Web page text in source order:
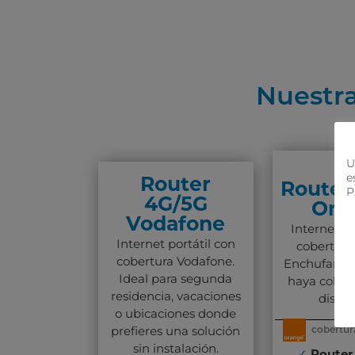
Router
4G/5G
Vodafone
Internet portátil con
cobertura Vodafone.
Ideal para segunda
residencia, vacaciones
o ubicaciones donde
prefieres una solución
sin instalación.
Router
Internet
cobertura
Enchufar y
haya